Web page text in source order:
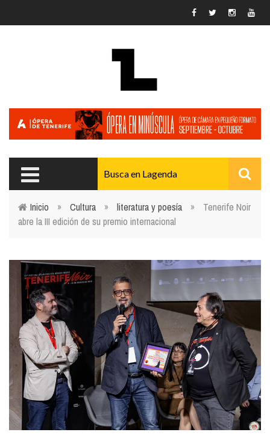
Usted está aquí
Inicio » Cultura » literatura y poesía »
Tenerife Noir
abre la III edición de su premio internacional